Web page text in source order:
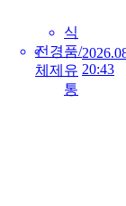
전
체
경
제
식
품/
유
통
20:43